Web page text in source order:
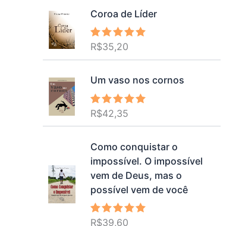
Coroa de Líder
Avaliação
R$35,20
Um vaso nos cornos
Avaliação
de 5
R$42,35
Como conquistar o
impossível. O impossível
vem de Deus, mas o
possível vem de você
Avaliação
R$39,60